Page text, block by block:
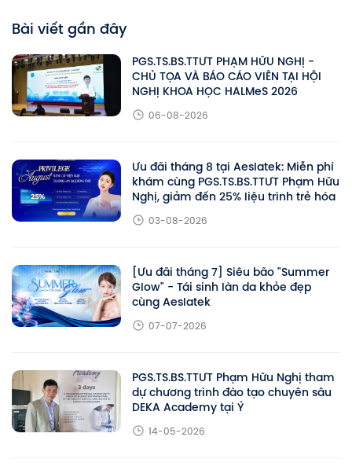
Bài viết gần đây
PGS.TS.BS.TTƯT PHẠM HỮU NGHỊ -
CHỦ TỌA VÀ BÁO CÁO VIÊN TẠI HỘI
NGHỊ KHOA HỌC HALMeS 2026
06-08-2026
Ưu đãi tháng 8 tại Aeslatek: Miễn phí
khám cùng PGS.TS.BS.TTƯT Phạm Hữu
Nghị, giảm đến 25% liệu trình trẻ hóa
03-08-2026
[Ưu đãi tháng 7] Siêu bão "Summer
Glow" - Tái sinh làn da khỏe đẹp
cùng Aeslatek
07-07-2026
PGS.TS.BS.TTƯT Phạm Hữu Nghị tham
dự chương trình đào tạo chuyên sâu
DEKA Academy tại Ý
14-05-2026